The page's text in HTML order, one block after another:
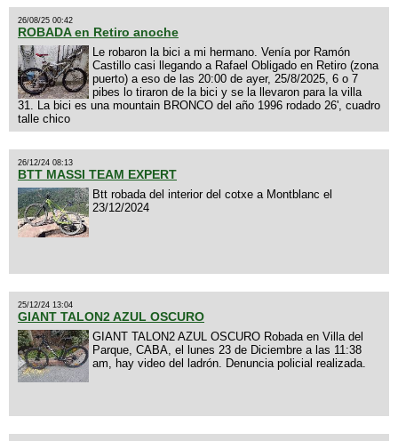
26/08/25 00:42
ROBADA en Retiro anoche
Le robaron la bici a mi hermano. Venía por Ramón
Castillo casi llegando a Rafael Obligado en Retiro (zona
puerto) a eso de las 20:00 de ayer, 25/8/2025, 6 o 7
pibes lo tiraron de la bici y se la llevaron para la villa
31. La bici es una mountain BRONCO del año 1996 rodado 26', cuadro
talle chico
26/12/24 08:13
BTT MASSI TEAM EXPERT
Btt robada del interior del cotxe a Montblanc el
23/12/2024
25/12/24 13:04
GIANT TALON2 AZUL OSCURO
GIANT TALON2 AZUL OSCURO Robada en Villa del
Parque, CABA, el lunes 23 de Diciembre a las 11:38
am, hay video del ladrón. Denuncia policial realizada.